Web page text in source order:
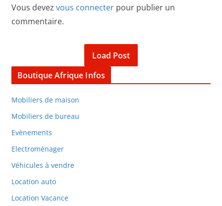
Vous devez vous connecterpour publier un
commentaire.
Load Post
Boutique Afrique Infos
Mobiliers de maison
Mobiliers de bureau
Evènements
Electroménager
Véhicules à vendre
Location auto
Location Vacance